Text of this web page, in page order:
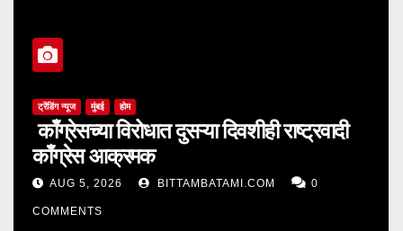
ट्रेंडिंग न्यूज मुंबई होम
काँग्रेसच्या विरोधात दुसऱ्या दिवशीही राष्ट्रवादी
काँग्रेस आक्रमक
AUG 5, 2026 BITTAMBATAMI.COM 0
COMMENTS